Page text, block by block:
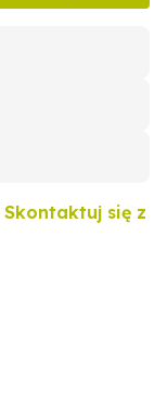
Skontaktuj się z